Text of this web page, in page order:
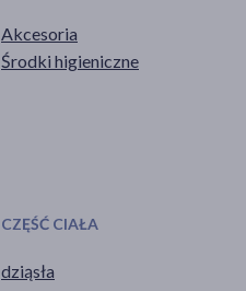
Akcesoria
Środki higieniczne
CZĘŚĆ CIAŁA
dziąsła